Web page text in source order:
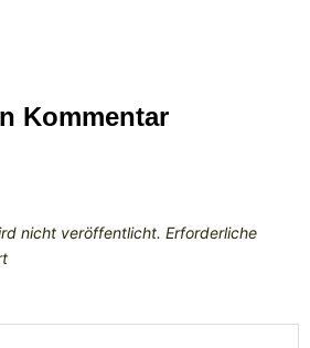
Kommentar
nicht veröffentlicht. Erforderliche